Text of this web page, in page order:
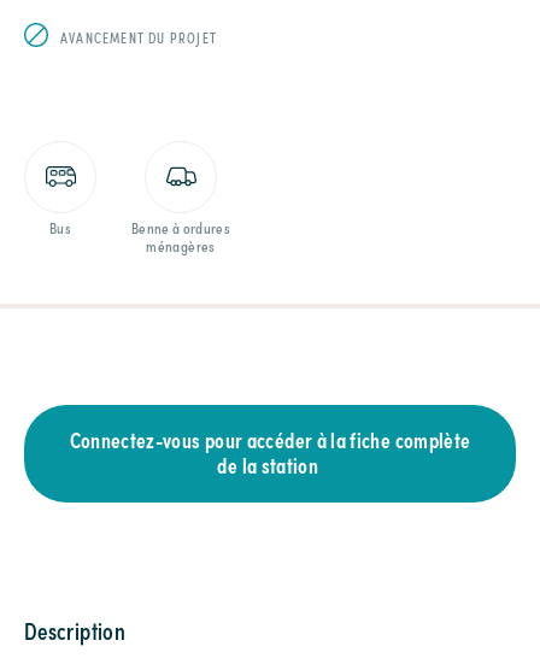
AVANCEMENT DU PROJET
Bus
Benne à ordures
ménagères
Connectez-vous pour accéder à la fiche complète
de la station
Description